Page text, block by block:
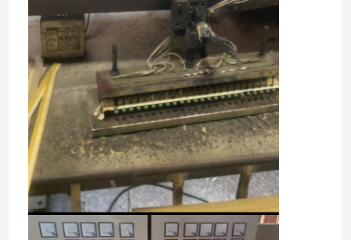
PTC θερμική αντίσταση
Τσιπ θέρμανσης PTC
Θερμοστήρας NTC
Θερμική αντίσταση SMD NTC
Θερμοστήρας NTC ισχύος